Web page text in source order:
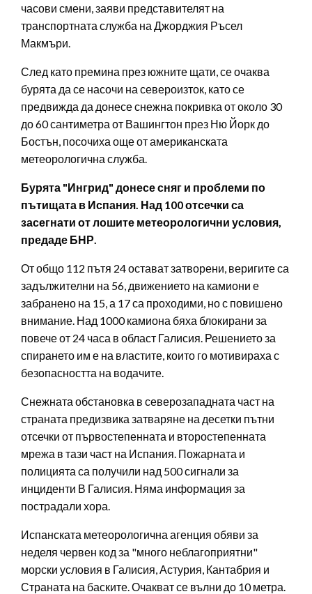
часови смени, заяви представителят на
транспортната служба на Джорджия Ръсел
Макмъри.
След като премина през южните щати, се очаква
бурята да се насочи на североизток, като се
предвижда да донесе снежна покривка от около 30
до 60 сантиметра от Вашингтон през Ню Йорк до
Бостън, посочиха още от американската
метеорологична служба.
Бурята "Ингрид" донесе сняг и проблеми по
пътищата в Испания. Над 100 отсечки са
засегнати от лошите метеорологични условия,
предаде БНР.
От общо 112 пътя 24 остават затворени, веригите са
задължителни на 56, движението на камиони е
забранено на 15, а 17 са проходими, но с повишено
внимание. Над 1000 камиона бяха блокирани за
повече от 24 часа в област Галисия. Решението за
спирането им е на властите, които го мотивираха с
безопасността на водачите.
Снежната обстановка в северозападната част на
страната предизвика затваряне на десетки пътни
отсечки от първостепенната и второстепенната
мрежа в тази част на Испания. Пожарната и
полицията са получили над 500 сигнали за
инциденти В Галисия. Няма информация за
пострадали хора.
Испанската метеорологична агенция обяви за
неделя червен код за "много неблагоприятни"
морски условия в Галисия, Астурия, Кантабрия и
Страната на баските. Очакват се вълни до 10 метра.